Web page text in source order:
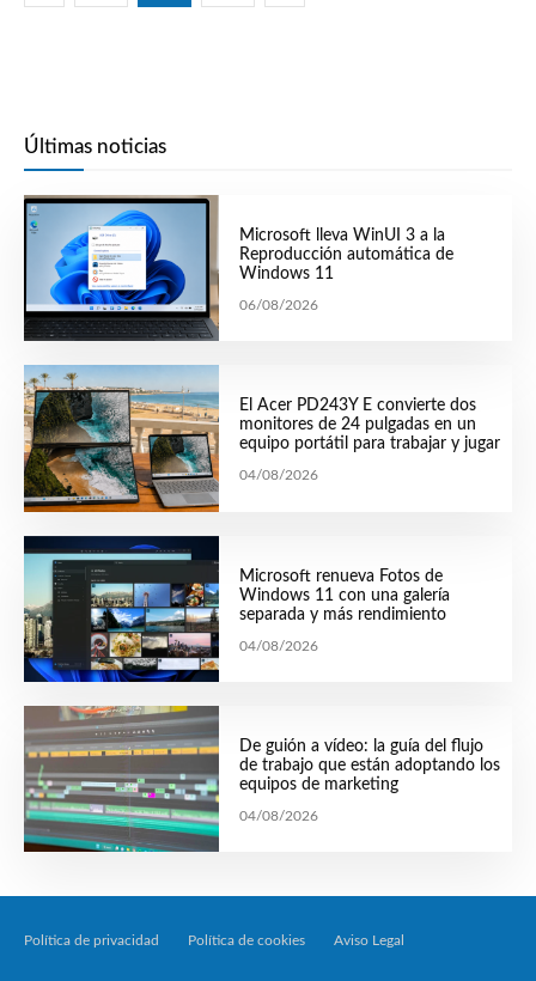
Últimas noticias
Microsoft lleva WinUI 3 a la
Reproducción automática de
Windows 11
06/08/2026
El Acer PD243Y E convierte dos
monitores de 24 pulgadas en un
equipo portátil para trabajar y jugar
04/08/2026
Microsoft renueva Fotos de
Windows 11 con una galería
separada y más rendimiento
04/08/2026
De guión a vídeo: la guía del flujo
de trabajo que están adoptando los
equipos de marketing
04/08/2026
Política de privacidad Política de cookies Aviso Legal